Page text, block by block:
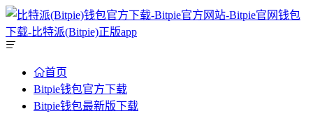
首页
Bitpie钱包官方下载
Bitpie钱包最新版下载